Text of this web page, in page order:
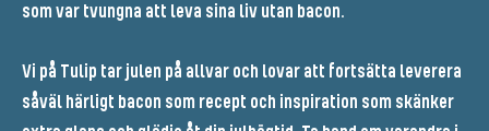
som var tvungna att leva sina liv utan bacon.
Vi på Tulip tar julen på allvar och lovar att fortsätta leverera
såväl härligt bacon som recept och inspiration som skänker